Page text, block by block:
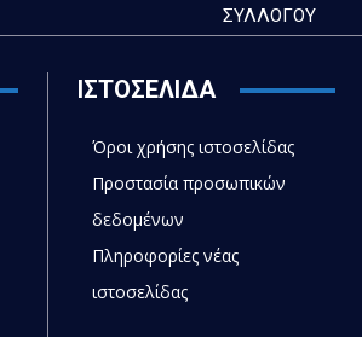
ΣΥΛΛΟΓΟΥ
ΙΣΤΟΣΕΛΙΔΑ
Όροι χρήσης ιστοσελίδας
Προστασία προσωπικών
δεδομένων
Πληροφορίες νέας
ιστοσελίδας